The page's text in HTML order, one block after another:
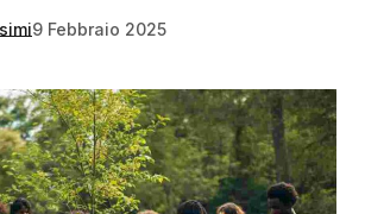
9 Febbraio 2025